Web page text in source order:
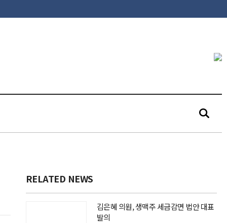
RELATED NEWS
김은혜 의원, 생맥주 세금감면 법안 대표
발의